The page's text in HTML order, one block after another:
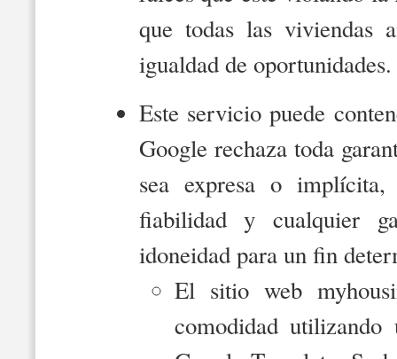
que todas las viviendas
igualdad de oportunidades.
Este servicio puede
Google rechaza toda
sea expresa o
fiabilidad y cualquier
idoneidad para un fin
El sitio web
comodidad